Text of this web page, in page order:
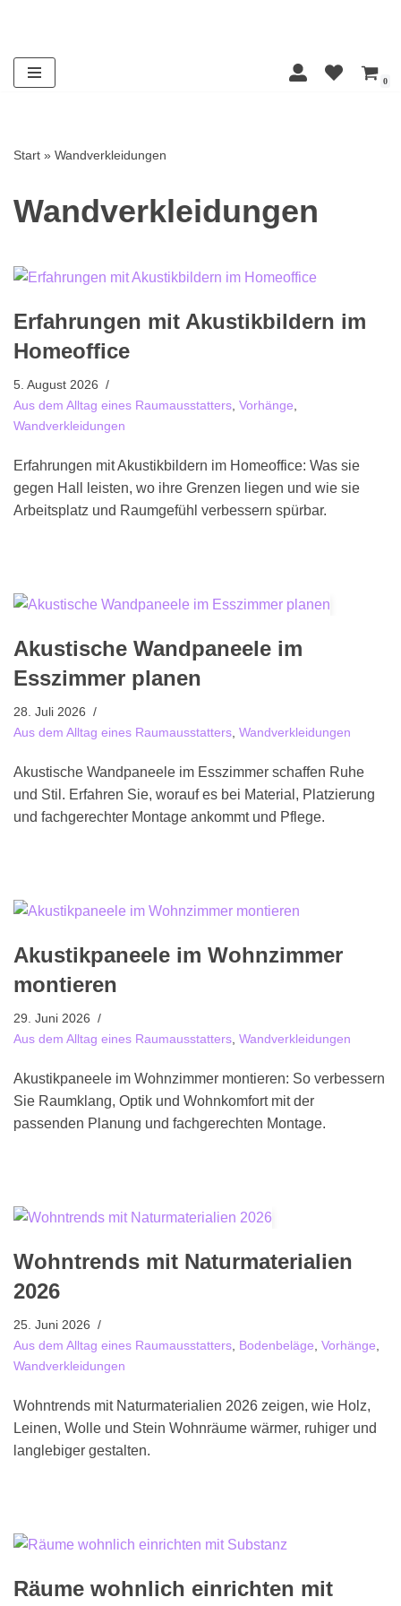
Inhalt
0
Start » Wandverkleidungen
Wandverkleidungen
Erfahrungen mit Akustikbildern im
Homeoffice
5. August 2026
Aus dem Alltag eines Raumausstatters Vorhänge
Wandverkleidungen
Erfahrungen mit Akustikbildern im Homeoffice: Was sie
gegen Hall leisten, wo ihre Grenzen liegen und wie sie
Arbeitsplatz und Raumgefühl verbessern spürbar.
Akustische Wandpaneele im
Esszimmer planen
28. Juli 2026
Aus dem Alltag eines Raumausstatters Wandverkleidungen
Akustische Wandpaneele im Esszimmer schaffen Ruhe
und Stil. Erfahren Sie, worauf es bei Material, Platzierung
und fachgerechter Montage ankommt und Pflege.
Akustikpaneele im Wohnzimmer
montieren
29. Juni 2026
Aus dem Alltag eines Raumausstatters Wandverkleidungen
Akustikpaneele im Wohnzimmer montieren: So verbessern
Sie Raumklang, Optik und Wohnkomfort mit der
passenden Planung und fachgerechten Montage.
Wohntrends mit Naturmaterialien
2026
25. Juni 2026
Aus dem Alltag eines Raumausstatters Bodenbeläge Vorhänge
Wandverkleidungen
Wohntrends mit Naturmaterialien 2026 zeigen, wie Holz,
Leinen, Wolle und Stein Wohnräume wärmer, ruhiger und
langlebiger gestalten.
Räume wohnlich einrichten mit